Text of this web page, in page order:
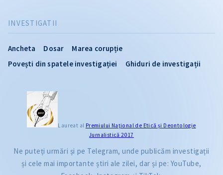
INVESTIGATII
Ancheta Dosar
Marea corupție
Povești din spatele investigației
Ghiduri de investigații
Laureat al Premiului Naţional de Etică și Deontologie
Jurnalistică 2017
Ne puteți urmări și pe Telegram, unde publicăm investigații
și cele mai importante știri ale zilei, dar și pe: YouTube,